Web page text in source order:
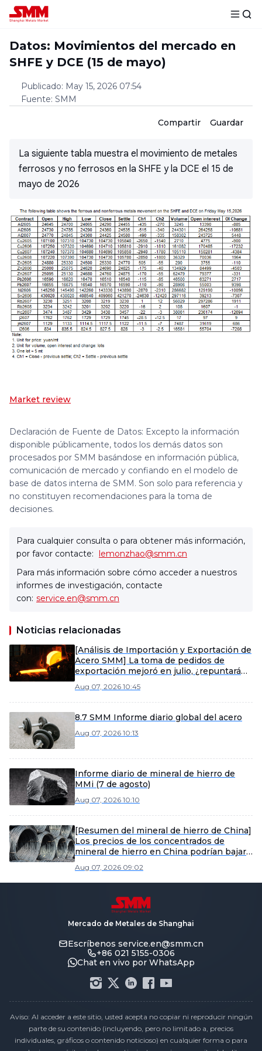
Datos: Movimientos del mercado en
SHFE y DCE (15 de mayo)
Publicado: May 15, 2026 07:54
Fuente: SMM
Compartir Guardar
La siguiente tabla muestra el movimiento de metales
ferrosos y no ferrosos en la SHFE y la DCE el 15 de
mayo de 2026
Market review
Declaración de Fuente de Datos: Excepto la información
disponible públicamente, todos los demás datos son
procesados por SMM basándose en información pública,
comunicación de mercado y confiando en el modelo de
base de datos interna de SMM. Son solo para referencia y
no constituyen recomendaciones para la toma de
decisiones.
Para cualquier consulta o para obtener más información,
por favor contacte: lemonzhao@smm.cn
Para más información sobre cómo acceder a nuestros
informes de investigación, contacte
con: service.en@smm.cn
Noticias relacionadas
[Análisis de Importación y Exportación de
Acero SMM] La toma de pedidos de
exportación mejoró en julio, ¿repuntarán
Aug 07, 2026 10:45
8.7 SMM Informe diario global del acero
Aug 07, 2026 10:13
Informe diario de mineral de hierro de
MMi (7 de agosto)
Aug 07, 2026 10:10
[Resumen del mineral de hierro de China]
Los precios de los concentrados de
mineral de hierro en China podrían bajar
Aug 07, 2026 09:02
Mercado de Metales de Shanghai
Escríbenos service.en@smm.cn
+86 021 5155-0306
Chat en vivo por WhatsApp
Aviso: Al acceder a este sitio, usted acepta no copiar ni reproducir ningún
parte de su contenido (incluyendo, pero no limitado a, precios
individuales, gráficos o contenido noticioso) en cualquier forma o para